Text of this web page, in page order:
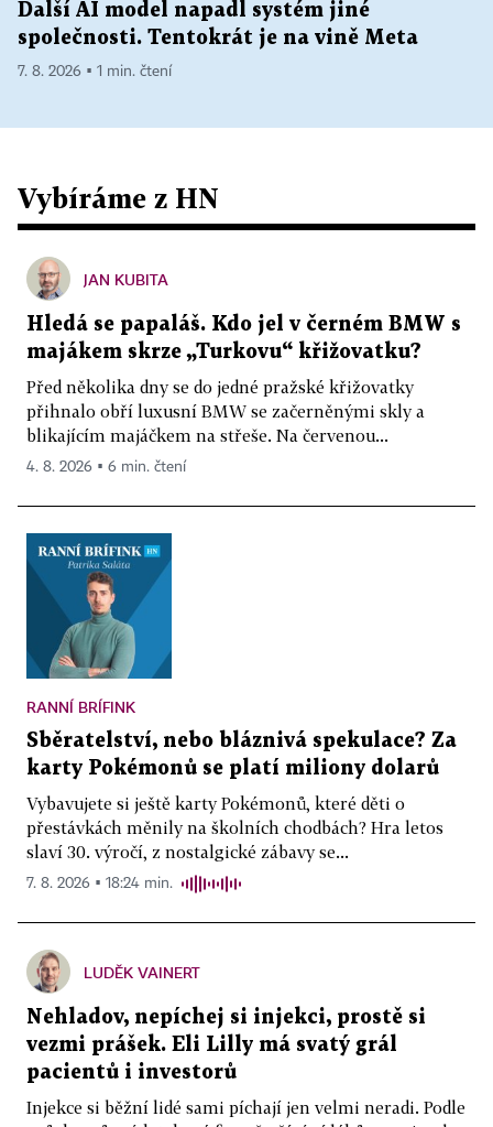
Další AI model napadl systém jiné
společnosti. Tentokrát je na vině Meta
7. 8. 2026 ▪ 1 min. čtení
Vybíráme z HN
JAN KUBITA
Hledá se papaláš. Kdo jel v černém BMW s
majákem skrze „Turkovu“ křižovatku?
Před několika dny se do jedné pražské křižovatky
přihnalo obří luxusní BMW se začerněnými skly a
blikajícím majáčkem na střeše. Na červenou...
4. 8. 2026 ▪ 6 min. čtení
RANNÍ BRÍFINK
Sběratelství, nebo bláznivá spekulace? Za
karty Pokémonů se platí miliony dolarů
Vybavujete si ještě karty Pokémonů, které děti o
přestávkách měnily na školních chodbách? Hra letos
slaví 30. výročí, z nostalgické zábavy se...
7. 8. 2026 ▪ 18:24 min.
LUDĚK VAINERT
Nehladov, nepíchej si injekci, prostě si
vezmi prášek. Eli Lilly má svatý grál
pacientů i investorů
Injekce si běžní lidé sami píchají jen velmi neradi. Podle